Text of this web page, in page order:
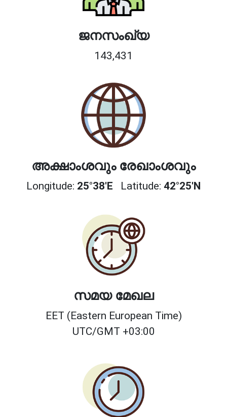
ജനസംഖ്യ
143,431
അക്ഷാംശവും രേഖാംശവും
Longitude: 25°38'E Latitude: 42°25'N
സമയ മേഖല
EET (Eastern European Time)
UTC/GMT +03:00